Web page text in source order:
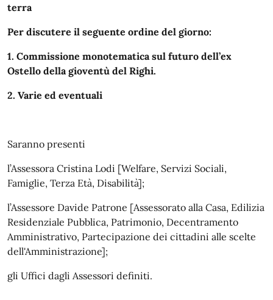
terra
Per discutere il seguente ordine del giorno:
1. Commissione monotematica sul futuro dell’ex
Ostello della gioventù del Righi.
2. Varie ed eventuali
Saranno presenti
l’Assessora Cristina Lodi [Welfare, Servizi Sociali,
Famiglie, Terza Età, Disabilità];
l’Assessore Davide Patrone [Assessorato alla Casa, Edilizia
Residenziale Pubblica, Patrimonio, Decentramento
Amministrativo, Partecipazione dei cittadini alle scelte
dell'Amministrazione];
gli Uffici dagli Assessori definiti.